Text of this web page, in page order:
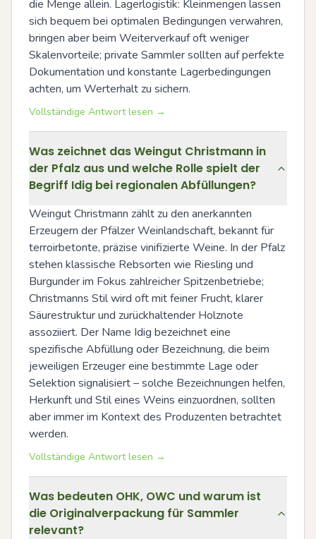
die Menge allein. Lagerlogistik: Kleinmengen lassen
sich bequem bei optimalen Bedingungen verwahren,
bringen aber beim Weiterverkauf oft weniger
Skalenvorteile; private Sammler sollten auf perfekte
Dokumentation und konstante Lagerbedingungen
achten, um Werterhalt zu sichern.
Vollständige Antwort lesen →
Was zeichnet das Weingut Christmann in
der Pfalz aus und welche Rolle spielt der
Begriff Idig bei regionalen Abfüllungen?
Weingut Christmann zählt zu den anerkannten
Erzeugern der Pfälzer Weinlandschaft, bekannt für
terroirbetonte, präzise vinifizierte Weine. In der Pfalz
stehen klassische Rebsorten wie Riesling und
Burgunder im Fokus zahlreicher Spitzenbetriebe;
Christmanns Stil wird oft mit feiner Frucht, klarer
Säurestruktur und zurückhaltender Holznote
assoziiert. Der Name Idig bezeichnet eine
spezifische Abfüllung oder Bezeichnung, die beim
jeweiligen Erzeuger eine bestimmte Lage oder
Selektion signalisiert – solche Bezeichnungen helfen,
Herkunft und Stil eines Weins einzuordnen, sollten
aber immer im Kontext des Produzenten betrachtet
werden.
Vollständige Antwort lesen →
Was bedeuten OHK, OWC und warum ist
die Originalverpackung für Sammler
relevant?